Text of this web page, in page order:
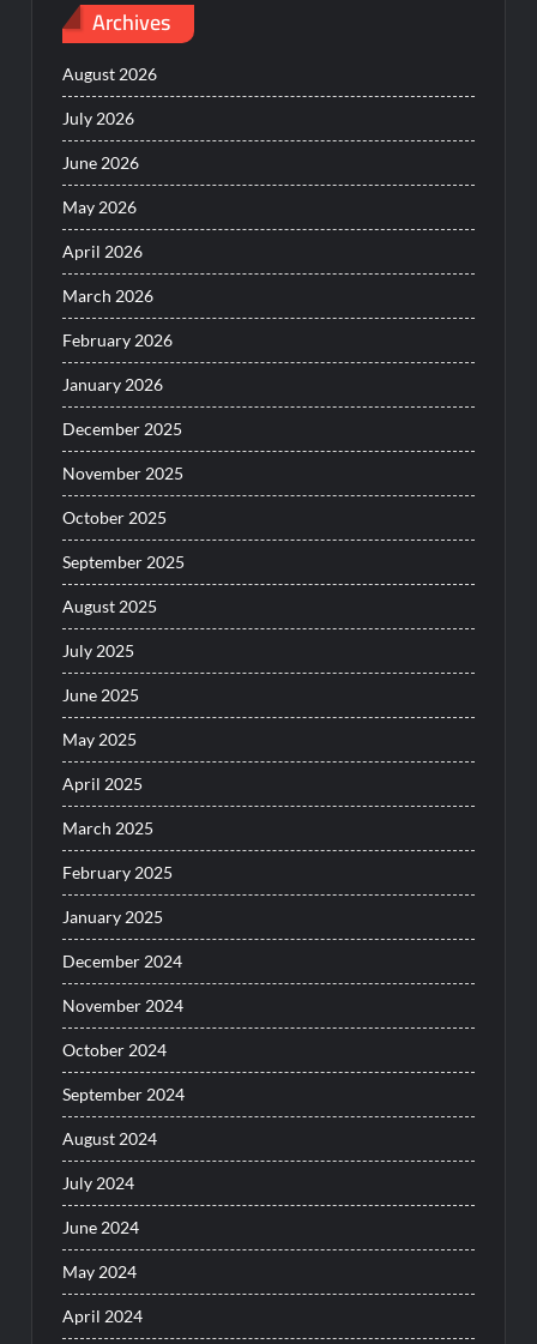
Archives
August 2026
July 2026
June 2026
May 2026
April 2026
March 2026
February 2026
January 2026
December 2025
November 2025
October 2025
September 2025
August 2025
July 2025
June 2025
May 2025
April 2025
March 2025
February 2025
January 2025
December 2024
November 2024
October 2024
September 2024
August 2024
July 2024
June 2024
May 2024
April 2024